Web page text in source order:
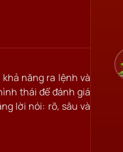
năng ra lệnh và
thái để đánh giá
lời nói: rõ, sâu và